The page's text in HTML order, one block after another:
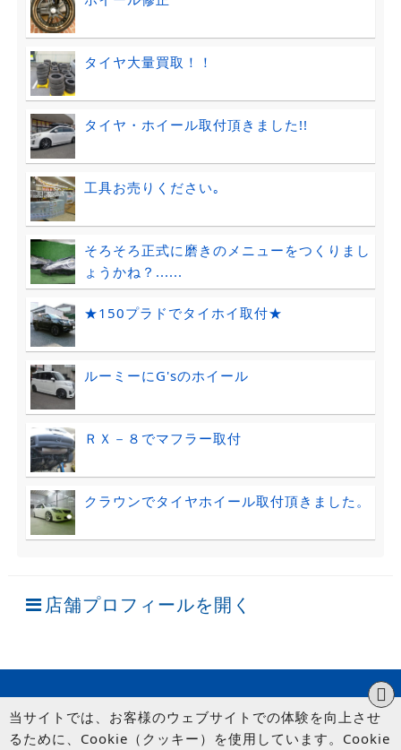
タイヤ大量買取！！
タイヤ・ホイール取付頂きました!!
工具お売りください｡
そろそろ正式に磨きのメニューをつくりまし
ょうかね？......
★150プラドでタイホイ取付★
ルーミーにG'sのホイール
ＲＸ－８でマフラー取付
クラウンでタイヤホイール取付頂きました。
店舗プロフィールを開く
当サイトでは、お客様のウェブサイトでの体験を向上させ
るために、Cookie（クッキー）を使用しています。Cookie